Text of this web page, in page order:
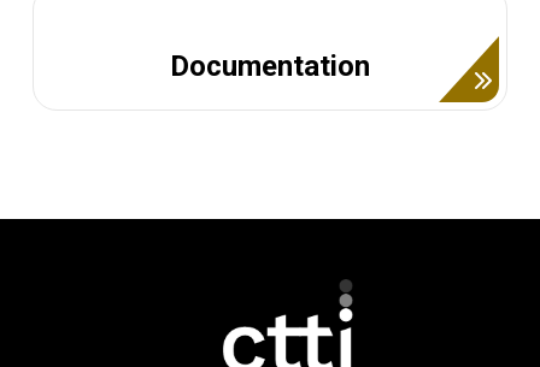
Documentation